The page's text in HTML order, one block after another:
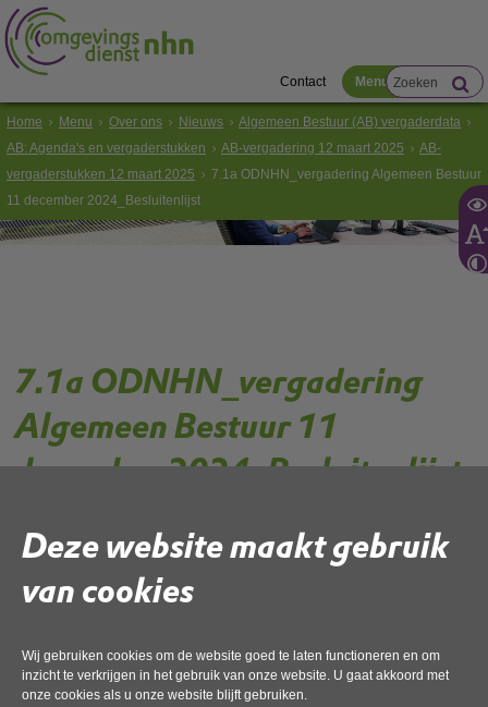
Deze website maakt gebruik
van cookies
Wij gebruiken cookies om de website goed te laten functioneren en om
inzicht te verkrijgen in het gebruik van onze website. U gaat akkoord met
onze cookies als u onze website blijft gebruiken.
Contact Menu
Home Menu Over ons Nieuws
Algemeen Bestuur (AB) vergaderdata
AB: Agenda's en vergaderstukken
AB-vergadering 12 maart 2025
AB-
vergaderstukken 12 maart 2025
7.1a ODNHN_vergadering Algemeen Bestuur
11 december 2024_Besluitenlijst
7.1a ODNHN_vergadering
Algemeen Bestuur 11
december 2024_Besluitenlijst
Gebruik de onderstaande link om het document te downloaden.
2024_Besluitenlijst’,
Deel deze pagina